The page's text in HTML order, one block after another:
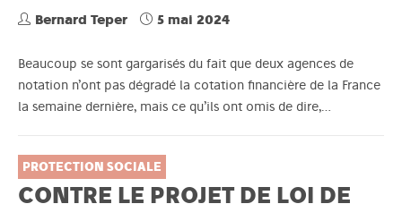
Bernard Teper 5 mai 2024
Beaucoup se sont gargarisés du fait que deux agences de
notation n’ont pas dégradé la cotation financière de la France
la semaine dernière, mais ce qu’ils ont omis de dire,…
PROTECTION SOCIALE
CONTRE LE PROJET DE LOI DE